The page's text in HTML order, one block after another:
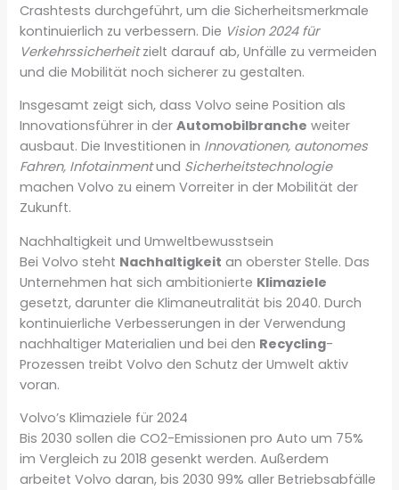
Crashtests durchgeführt, um die Sicherheitsmerkmale
kontinuierlich zu verbessern. Die Vision 2024 für
Verkehrssicherheitzielt darauf ab, Unfälle zu vermeiden
und die Mobilität noch sicherer zu gestalten.
Insgesamt zeigt sich, dass Volvo seine Position als
Innovationsführer in derAutomobilbranche weiter
ausbaut. Die Investitionen in Innovationen, autonomes
Fahren, Infotainmentund Sicherheitstechnologie
machen Volvo zu einem Vorreiter in der Mobilität der
Zukunft.
Nachhaltigkeit und Umweltbewusstsein
Bei Volvo steht Nachhaltigkeit an oberster Stelle. Das
Unternehmen hat sich ambitionierte Klimaziele
gesetzt, darunter die Klimaneutralität bis 2040. Durch
kontinuierliche Verbesserungen in der Verwendung
nachhaltiger Materialien und bei den Recycling-
Prozessen treibt Volvo den Schutz der Umwelt aktiv
voran.
Volvo’s Klimaziele für 2024
Bis 2030 sollen die CO2-Emissionen pro Auto um 75%
im Vergleich zu 2018 gesenkt werden. Außerdem
arbeitet Volvo daran, bis 2030 99% aller Betriebsabfälle